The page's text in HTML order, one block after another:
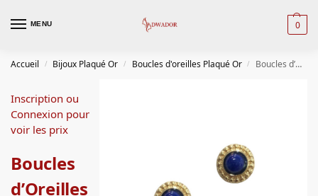
MENU 0
Accueil / Bijoux Plaqué Or / Boucles d'oreilles Plaqué Or / Boucles d’Oreilles Plaqué Or
Inscription ou
Connexion pour
voir les prix
Boucles
d’Oreilles